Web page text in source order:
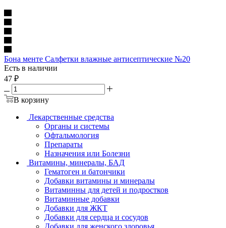
Бона менте Салфетки влажные антисептические №20
Есть в наличии
47 ₽
В корзину
Лекарственные средства
Органы и системы
Офтальмология
Препараты
Назначения или Болезни
Витамины, минералы, БАД
Гематоген и батончики
Добавки витамины и минералы
Витаминны для детей и подростков
Витаминные добавки
Добавки для ЖКТ
Добавки для сердца и сосудов
Добавки для женского здоровья